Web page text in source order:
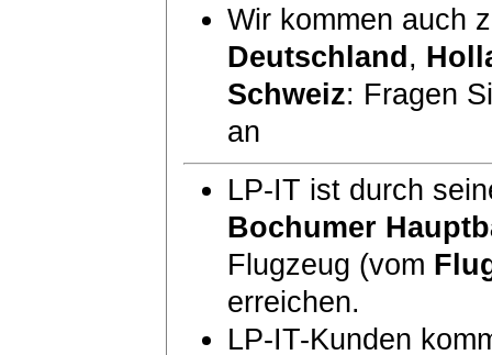
Wir kommen auch
Deutschland ,
Schweiz: Fragen
an
LP-IT ist durch
Bochumer
Flugzeug (vom
erreichen.
LP-IT-Kunden